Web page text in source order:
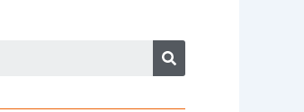
Search